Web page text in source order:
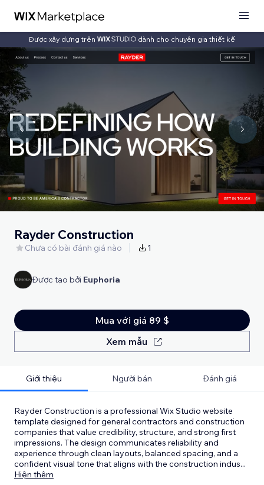
Được xây dựng trên dành cho chuyên gia thiết kế
Rayder Construction
Chưa có bài đánh giá nào 1
Được tạo bởi Euphoria
Mua với giá 89 $
Xem mẫu
Giới thiệu Người bán Đánh giá
Rayder Construction is a professional Wix Studio website
template designed for general contractors and construction
companies that value credibility, structure, and strong first
impressions. The design communicates reliability and
experience through clean layouts, balanced spacing, and a
confident visual tone that aligns with the construction indus...
Hiện thêm